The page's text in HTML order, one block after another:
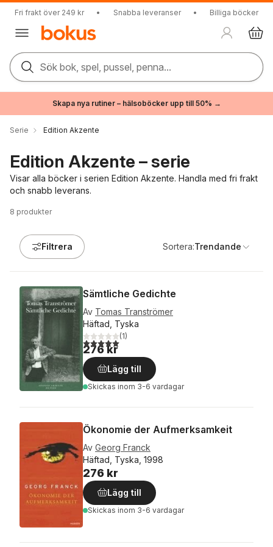
Fri frakt över 249 kr • Snabba leveranser • Billiga böcker
Sök bok, spel, pussel, penna...
Skapa nya rutiner – hälsoböcker upp till 50% →
Serie Edition Akzente
Edition Akzente – serie
Visar alla böcker i serien Edition Akzente. Handla med fri frakt
och snabb leverans.
8 produkter
Filtrera Sortera:Trendande
Sämtliche Gedichte
Av Tomas Tranströmer
Häftad, Tyska
5,0utav 5 stjärnor. Totalt antal röster:
(1)
276 kr
Lägg till
Skickas inom 3-6 vardagar
Ökonomie der Aufmerksamkeit
Av Georg Franck
Häftad, Tyska, 1998
276 kr
Lägg till
Skickas inom 3-6 vardagar